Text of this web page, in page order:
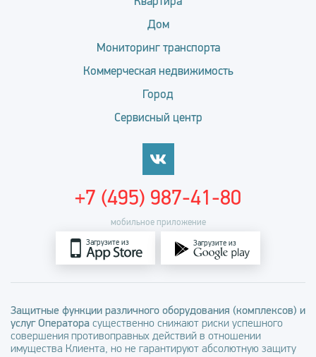
Дом
Мониторинг транспорта
Коммерческая недвижимость
Город
Сервисный центр
мобильное приложение
Загрузите из Загрузите из
+7 (495) 987-41-80
Защитные функции различного оборудования (комплексов) и
услуг Оператора существенно снижают риски успешного
совершения противоправных действий в отношении
имущества Клиента, но не гарантируют абсолютную защиту